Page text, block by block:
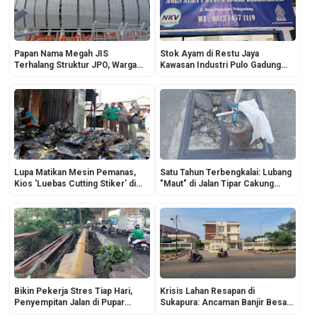
Papan Nama Megah JIS
Terhalang Struktur JPO, Warga
Stok Ayam di Restu Jaya
Kawasan Industri Pulo Gadung
Luar Daerah Mulai Lancar
Lupa Matikan Mesin Pemanas,
Kios 'Luebas Cutting Stiker' di
Satu Tahun Terbengkalai: Lubang
"Maut" di Jalan Tipar Cakung
Bikin Pekerja Stres Tiap Hari,
Penyempitan Jalan di Pupar
Krisis Lahan Resapan di
Sukapura: Ancaman Banjir Besar